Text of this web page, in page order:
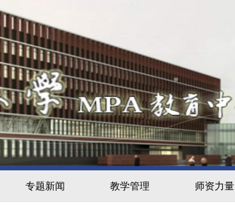
专题新闻 教学管理 师资力量